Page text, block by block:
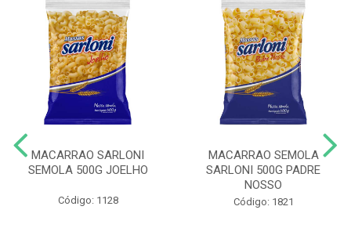
MACARRAO SARLONI
SEMOLA 500G JOELHO
Código: 1128
MACARRAO SEMOLA
SARLONI 500G PADRE
NOSSO
Código: 1821